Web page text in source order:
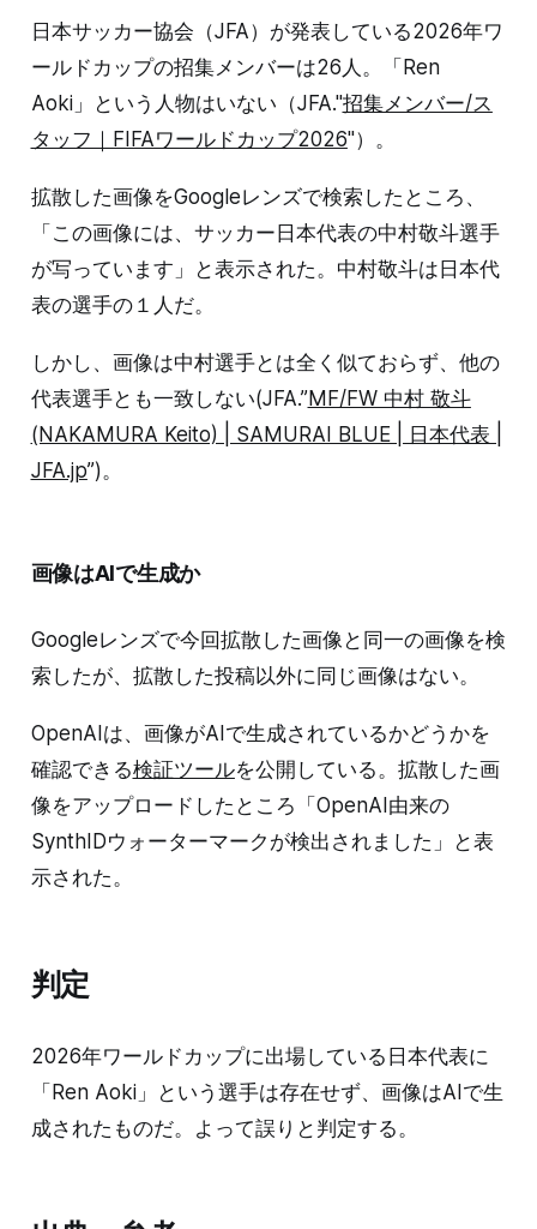
日本サッカー協会（JFA）が発表している2026年ワ
ールドカップの招集メンバーは26人。「Ren
Aoki」という人物はいない（JFA."招集メンバー/ス
タッフ｜FIFAワールドカップ2026"）。
拡散した画像をGoogleレンズで検索したところ、
「この画像には、サッカー日本代表の中村敬斗選手
が写っています」と表示された。中村敬斗は日本代
表の選手の１人だ。
しかし、画像は中村選手とは全く似ておらず、他の
代表選手とも一致しない(JFA.”MF/FW 中村 敬斗
(NAKAMURA Keito) | SAMURAI BLUE | 日本代表 |
JFA.jp”)。
画像はAIで生成か
Googleレンズで今回拡散した画像と同一の画像を検
索したが、拡散した投稿以外に同じ画像はない。
OpenAIは、画像がAIで生成されているかどうかを
確認できる検証ツールを公開している。拡散した画
像をアップロードしたところ「OpenAI由来の
SynthIDウォーターマークが検出されました」と表
示された。
判定
2026年ワールドカップに出場している日本代表に
「Ren Aoki」という選手は存在せず、画像はAIで生
成されたものだ。よって誤りと判定する。